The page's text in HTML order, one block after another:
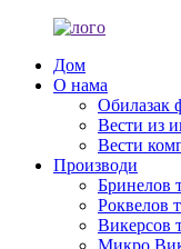
Дом
О нама
Обилазак
Вести из
Вести
Производи
Бринелов
Роквелов
Викерсов
Микро